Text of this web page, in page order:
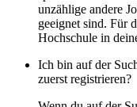
unzählige andere
geeignet sind. Für
Hochschule in
Ich bin auf der
zuerst registrieren?